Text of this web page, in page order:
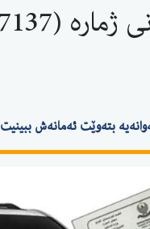
(137137)
بتەوێت ئەمانەش ببینیت